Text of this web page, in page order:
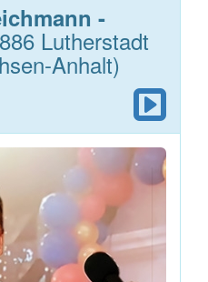
-
Lutherstadt
Anhalt)